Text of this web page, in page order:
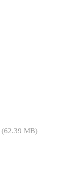
(62.39 MB)